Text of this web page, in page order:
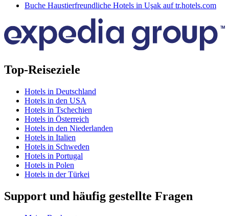
Buche Haustierfreundliche Hotels in Uşak auf tr.hotels.com
Top-Reiseziele
Hotels in Deutschland
Hotels in den USA
Hotels in Tschechien
Hotels in Österreich
Hotels in den Niederlanden
Hotels in Italien
Hotels in Schweden
Hotels in Portugal
Hotels in Polen
Hotels in der Türkei
Support und häufig gestellte Fragen